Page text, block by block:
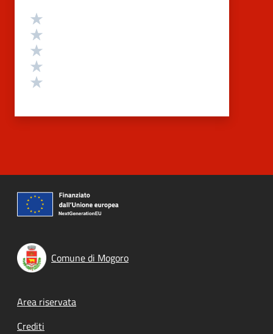
Valutazione
Comune di Mogoro
Footer menu
Area riservata
Crediti